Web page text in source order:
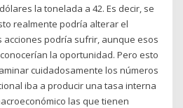
la tonelada a 42. Es decir, se
realmente podría alterar el
acciones podría sufrir, aunque esos
la oportunidad. Pero esto
cuidadosamente los números
iba a producir una tasa interna
las que tienen